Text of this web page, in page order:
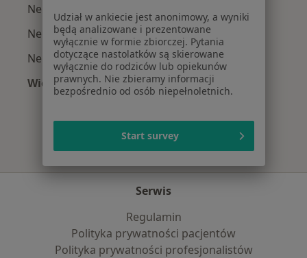
Neurolodzy z Enel-med w Poznaniu
Neurolodzy z LUX MED w Poznaniu
Neurolodzy z POLMED w Poznaniu
Więcej (4)
Więcej w kategorii: Najpopularniejsze
Serwis
Regulamin
Polityka prywatności pacjentów
Polityka prywatności profesjonalistów
Udział w ankiecie jest anonimowy, a wyniki
będą analizowane i prezentowane
wyłącznie w formie zbiorczej. Pytania
dotyczące nastolatków są skierowane
wyłącznie do rodziców lub opiekunów
prawnych. Nie zbieramy informacji
bezpośrednio od osób niepełnoletnich.
Start survey